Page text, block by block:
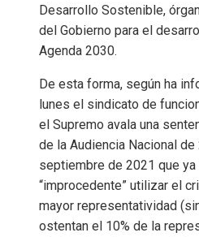
Desarrollo Sostenible,
del Gobierno para el
Agenda 2030.
De esta forma, según ha
lunes el sindicato de
el Supremo avala una
de la Audiencia Nacional de
septiembre de 2021 que
“improcedente” utilizar el
mayor representatividad
ostentan el 10% de la